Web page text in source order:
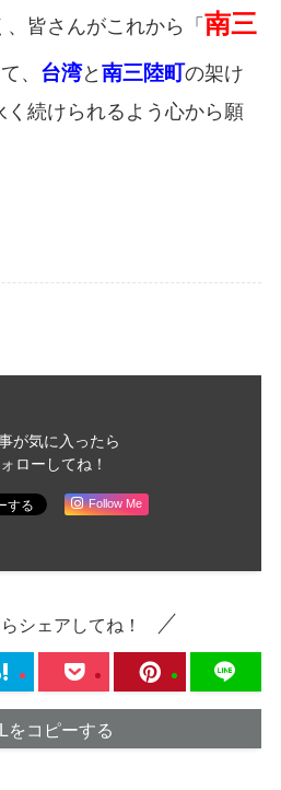
皆さんがこれから「 南三
、 台湾と 南三陸町の架け
続けられるよう心から願
が気に入ったら
ローしてね！
Follow Me
シェアしてね！
をコピーする